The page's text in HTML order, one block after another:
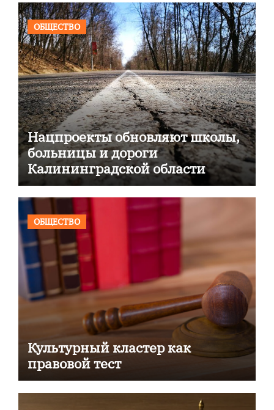
ОБЩЕСТВО
Нацпроекты обновляют школы,
больницы и дороги
Калининградской области
ОБЩЕСТВО
Культурный кластер как
правовой тест